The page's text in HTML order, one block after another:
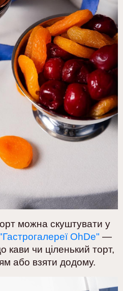
можна скуштувати у
OhDe" —
кави чи ціленький торт,
або взяти додому.